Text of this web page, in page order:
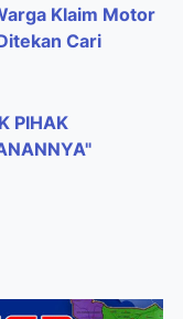
Klaim Motor
Cari
PIHAK